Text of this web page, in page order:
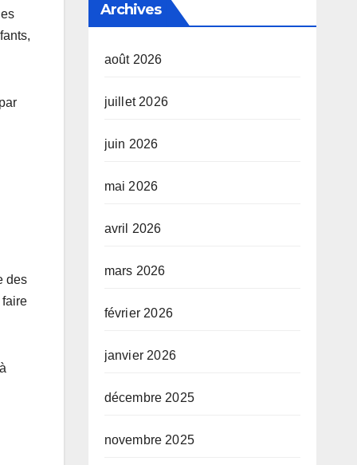
des
Archives
août 2026
juillet 2026
juin 2026
mai 2026
avril 2026
mars 2026
février 2026
janvier 2026
décembre 2025
novembre 2025